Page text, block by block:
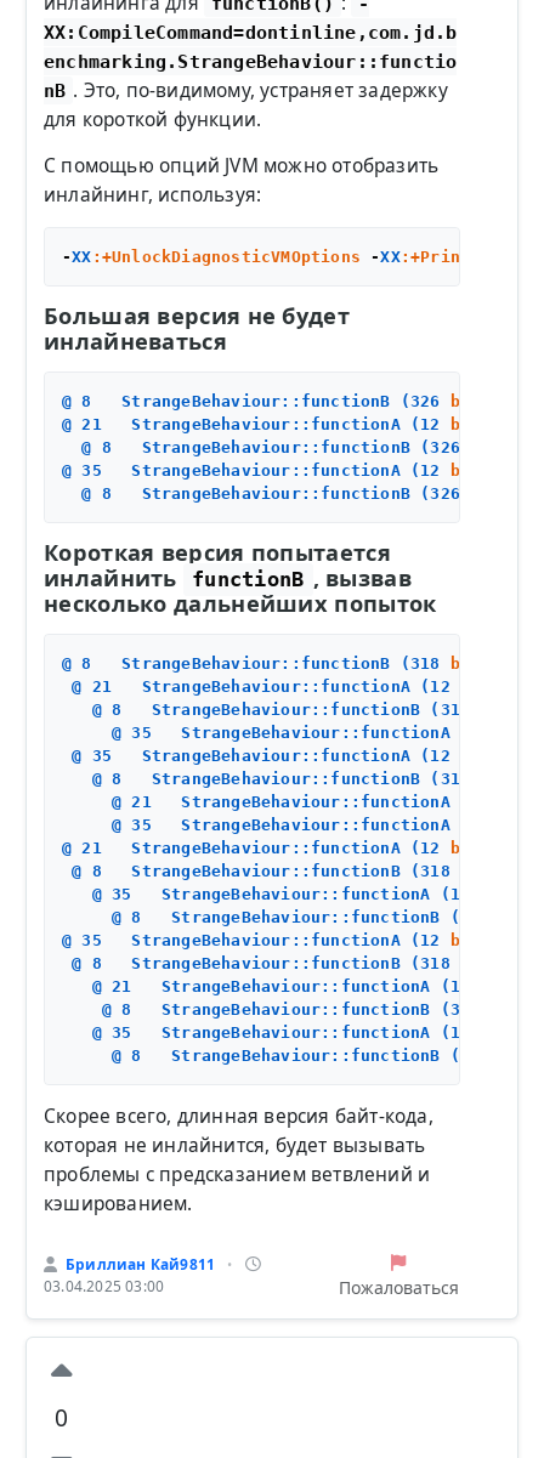
XX:CompileCommand=dontinline,com.jd.b
enchmarking.StrangeBehaviour::functio
nB . Это, по-видимому, устраняет задержку
для короткой функции.
С помощью опций JVM можно отобразить
инлайнинг, используя:
-XX :+UnlockDiagnosticVMOptions -XX
Большая версия не будет
инлайневаться
@ 8
   StrangeBehaviour::functionB (
326 bytes
@ 21
   StrangeBehaviour::functionA (
12 bytes
  @
8
   StrangeBehaviour::functionB (
326
@ 35
   StrangeBehaviour::functionA (
12 bytes
  @
8
   StrangeBehaviour::functionB (
326
Короткая версия попытается
инлайнить
functionB , вызвав
несколько дальнейших попыток
@ 8
   StrangeBehaviour::functionB (
318 bytes
@ 21
   StrangeBehaviour::functionA (
12
   @
8
   StrangeBehaviour::functionB (
318
     @
35
   StrangeBehaviour::functionA (
@ 35
   StrangeBehaviour::functionA (
12
   @
8
   StrangeBehaviour::functionB (
318
     @
21
   StrangeBehaviour::functionA (
     @
35
   StrangeBehaviour::functionA (
@ 21
   StrangeBehaviour::functionA (
12 bytes
@ 8
   StrangeBehaviour::functionB (
318
   @
35
   StrangeBehaviour::functionA (
12
     @
8
   StrangeBehaviour::functionB (
@ 35
   StrangeBehaviour::functionA (
12 bytes
@ 8
   StrangeBehaviour::functionB (
318
   @
21
   StrangeBehaviour::functionA (
12
    @
8
   StrangeBehaviour::functionB (
318
   @
35
   StrangeBehaviour::functionA (
12
     @
8
   StrangeBehaviour::functionB (
Скорее всего, длинная версия байт-кода,
которая не инлайнится, будет вызывать
проблемы с предсказанием ветвлений и
кэшированием.
Бриллиан Кай9811 •
03.04.2025 03:00 Пожаловаться
0